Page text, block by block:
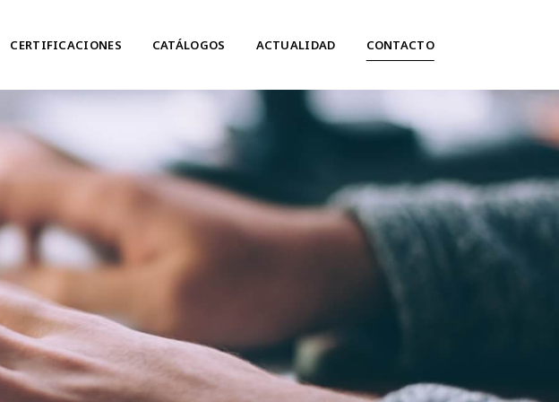
CERTIFICACIONES CATÁLOGOS ACTUALIDAD CONTACTO